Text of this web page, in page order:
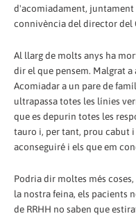
d'acomiadament, juntament
connivència del director del
Al llarg de molts anys ha
dir el que pensem. Malgrat a
Acomiadar a un pare de
ultrapassa totes les línies
que es depurin totes les
tauro i, per tant, prou cabut
aconseguiré i els que em
Podria dir moltes més
la nostra feina, els pacients
de RRHH no saben que